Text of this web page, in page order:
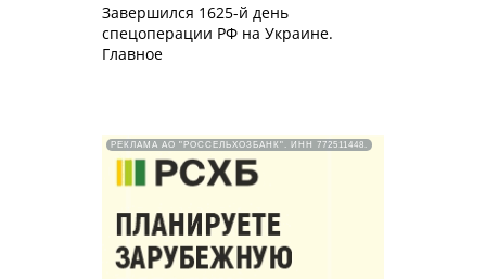
Завершился 1625-й день
спецоперации РФ на Украине.
Главное
РЕКЛАМА АО "РОССЕЛЬХОЗБАНК". ИНН 772511448.